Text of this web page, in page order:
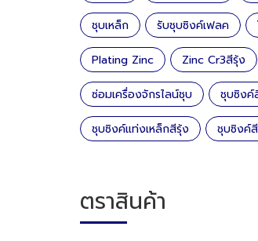
ชุบเหล็ก รับชุบซิงค์เฟลค
Plating Zinc Zinc Cr3สีรุ้ง
ซ่อมเครื่องจักรไลน์ชุบ ชุบซิงค์
ชุบซิงค์แท่งเหล็กสีรุ้ง ชุบซิงค์
ตราสินค้า